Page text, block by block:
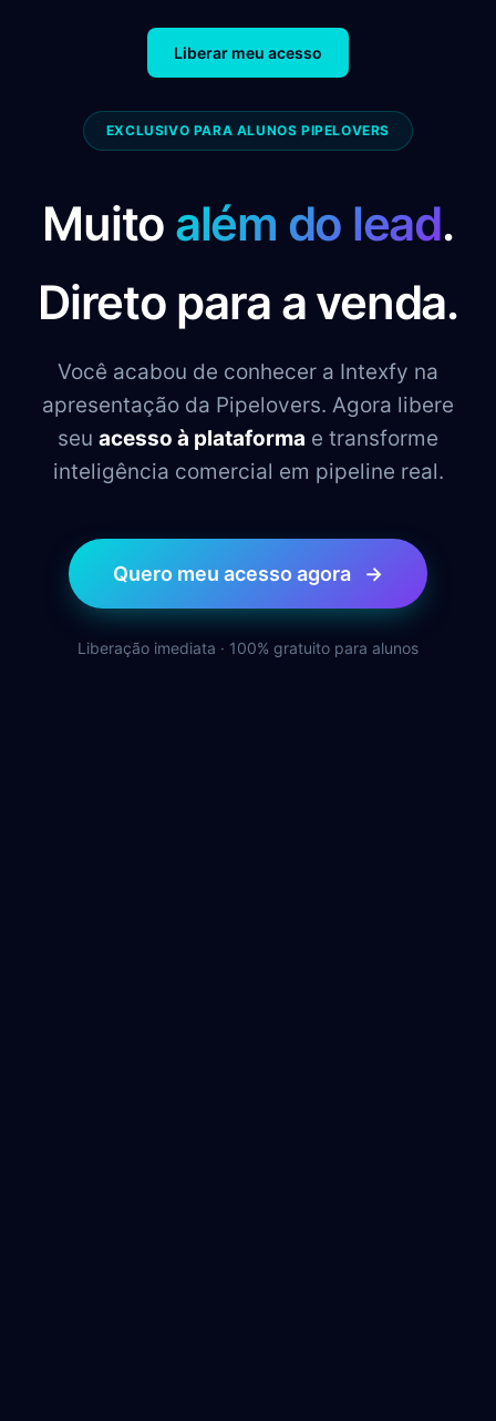
Liberar meu acesso
EXCLUSIVO PARA ALUNOS PIPELOVERS
Muito além do lead.
Direto para a venda.
Você acabou de conhecer a Intexfy na
apresentação da Pipelovers. Agora libere
seu acesso à plataforma e transforme
inteligência comercial em pipeline real.
Quero meu acesso agora →
Liberação imediata · 100% gratuito para alunos